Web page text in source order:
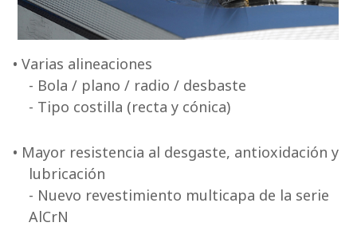
• Varias alineaciones
- Bola / plano / radio / desbaste
- Tipo costilla (recta y cónica)
• Mayor resistencia al desgaste, antioxidación y
lubricación
- Nuevo revestimiento multicapa de la serie
AlCrN